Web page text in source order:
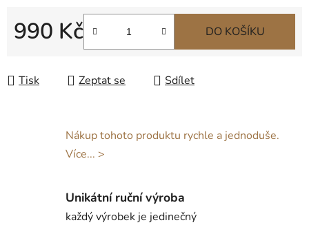
990 Kč DO KOŠÍKU
Tisk Zeptat se Sdílet
Nákup tohoto produktu rychle a jednoduše.
Více... >
Unikátní ruční výroba
každý výrobek je jedinečný